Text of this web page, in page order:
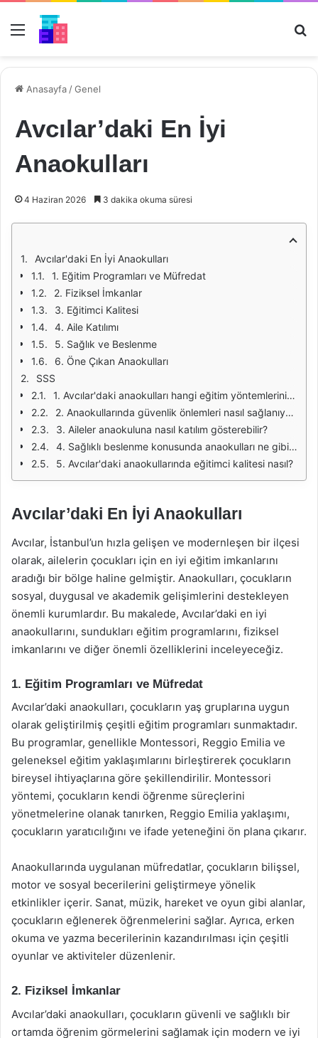
Menü
Anasayfa /Genel
Avcılar’daki En İyi
Anaokulları
4 Haziran 2026 3 dakika okuma süresi
Avcılar'daki En İyi Anaokulları
1. Eğitim Programları ve Müfredat
2. Fiziksel İmkanlar
3. Eğitimci Kalitesi
4. Aile Katılımı
5. Sağlık ve Beslenme
6. Öne Çıkan Anaokulları
SSS
1. Avcılar'daki anaokulları hangi eğitim yöntemlerini kullanıyor?
2. Anaokullarında güvenlik önlemleri nasıl sağlanıyor?
3. Aileler anaokuluna nasıl katılım gösterebilir?
4. Sağlıklı beslenme konusunda anaokulları ne gibi önlemler alıyor?
5. Avcılar'daki anaokullarında eğitimci kalitesi nasıl?
Avcılar’daki En İyi Anaokulları
Avcılar, İstanbul’un hızla gelişen ve modernleşen bir ilçesi
olarak, ailelerin çocukları için en iyi eğitim imkanlarını
aradığı bir bölge haline gelmiştir. Anaokulları, çocukların
sosyal, duygusal ve akademik gelişimlerini destekleyen
önemli kurumlardır. Bu makalede, Avcılar’daki en iyi
anaokullarını, sundukları eğitim programlarını, fiziksel
imkanlarını ve diğer önemli özelliklerini inceleyeceğiz.
1. Eğitim Programları ve Müfredat
Avcılar’daki anaokulları, çocukların yaş gruplarına uygun
olarak geliştirilmiş çeşitli eğitim programları sunmaktadır.
Bu programlar, genellikle Montessori, Reggio Emilia ve
geleneksel eğitim yaklaşımlarını birleştirerek çocukların
bireysel ihtiyaçlarına göre şekillendirilir. Montessori
yöntemi, çocukların kendi öğrenme süreçlerini
yönetmelerine olanak tanırken, Reggio Emilia yaklaşımı,
çocukların yaratıcılığını ve ifade yeteneğini ön plana çıkarır.
Anaokullarında uygulanan müfredatlar, çocukların bilişsel,
motor ve sosyal becerilerini geliştirmeye yönelik
etkinlikler içerir. Sanat, müzik, hareket ve oyun gibi alanlar,
çocukların eğlenerek öğrenmelerini sağlar. Ayrıca, erken
okuma ve yazma becerilerinin kazandırılması için çeşitli
oyunlar ve aktiviteler düzenlenir.
2. Fiziksel İmkanlar
Avcılar’daki anaokulları, çocukların güvenli ve sağlıklı bir
ortamda öğrenim görmelerini sağlamak için modern ve iyi